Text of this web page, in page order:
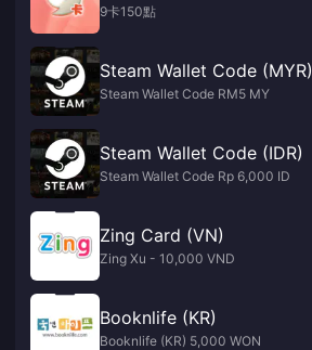
9卡150點
Steam Wallet Code (MYR)
Steam Wallet Code RM5 MY
Steam Wallet Code (IDR)
Steam Wallet Code Rp 6,000 ID
Zing Card (VN)
Zing Xu - 10,000 VND
Booknlife (KR)
Booknlife (KR) 5,000 WON